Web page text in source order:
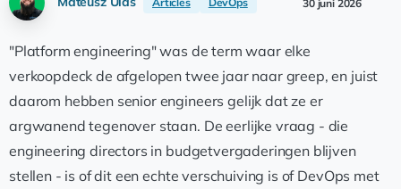
30 juni 2026
"Platform engineering" was de term waar elke
verkoopdeck de afgelopen twee jaar naar greep, en juist
daarom hebben senior engineers gelijk dat ze er
argwanend tegenover staan. De eerlijke vraag - die
engineering directors in budgetvergaderingen blijven
stellen - is of dit een echte verschuiving is of DevOps met